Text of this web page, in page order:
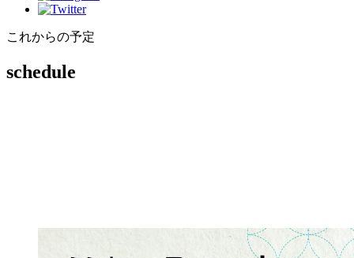
これからの予定
schedule